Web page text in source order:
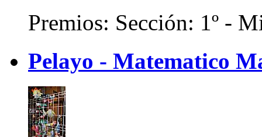
Premios: Sección: 1º -
Pelayo - Matematico